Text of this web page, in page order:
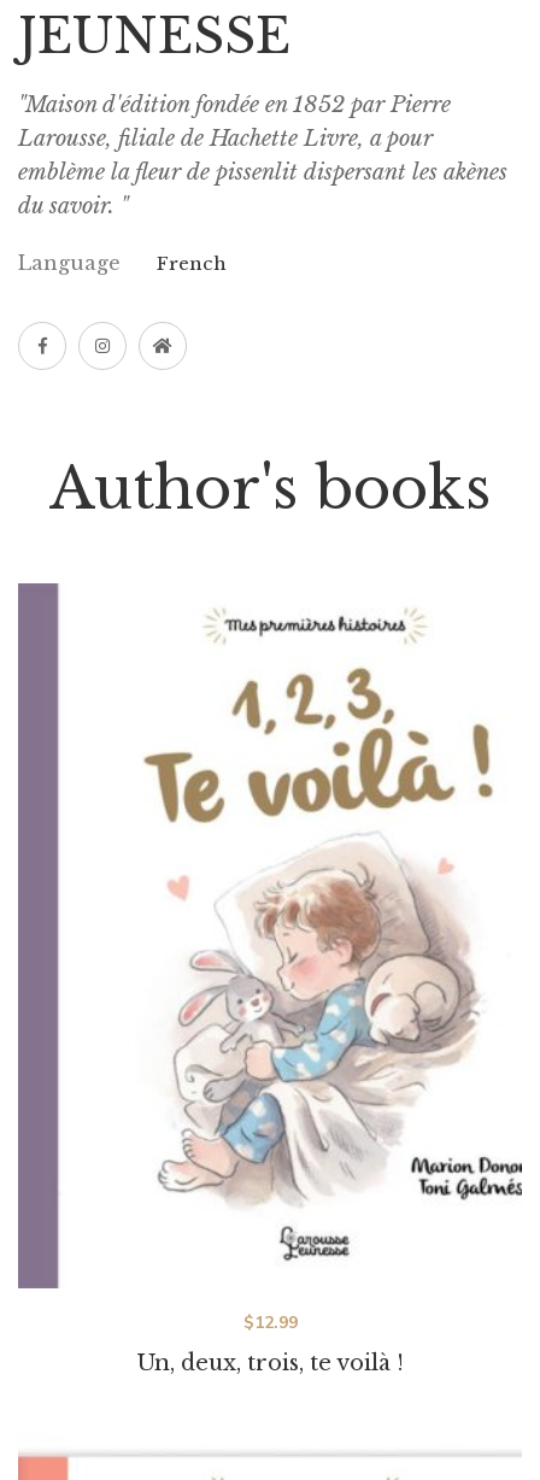
JEUNESSE
"Maison d'édition fondée en 1852 par Pierre
Larousse, filiale de Hachette Livre, a pour
emblème la fleur de pissenlit dispersant les akènes
du savoir. "
Language French
Author's books
Un, deux, trois, te voilà !
$12.99